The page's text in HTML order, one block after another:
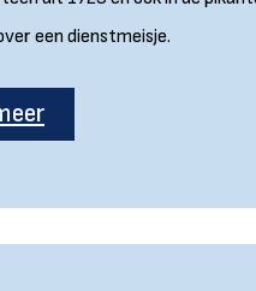
een dienstmeisje.